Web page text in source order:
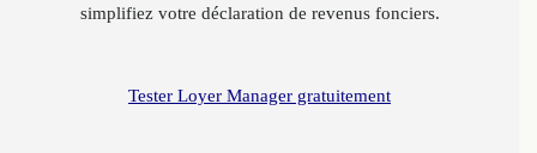
simplifiez votre déclaration de revenus fonciers.
Tester Loyer Manager gratuitement